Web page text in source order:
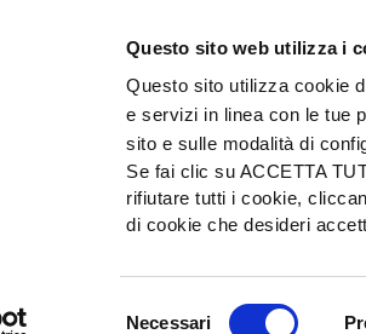
Questo sito web utilizza i
Questo sito utilizza cookie
e servizi in linea con le tue
sito e sulle modalità di
Se fai clic su ACCETTA
rifiutare tutti i cookie,
di cookie che desideri
Necessari
L'INFORMATORE AGRARIO Srl
© 2026 Edizioni L'informatore Agrario S.r.l